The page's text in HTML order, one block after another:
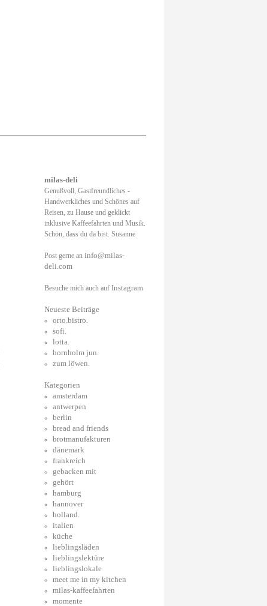
milas-deli
Genußvoll, Gastfreundliches -
Handwerkliches und Schönes auf
Reisen, zu Hause und geklickt
inklusive Kaffeefahrten und Musik.
Schön, dass du da bist. Susanne
Post gerne an info@milas-
deli.com
Besuche mich auch auf Instagram
Neueste Beiträge
orto.bistro.
sofi.
lotta.
bornholm jun.
zum löwen.
Kategorien
amsterdam
antwerpen
berlin
bread and friends
brotmanufakturen
dänemark
frankreich
gebacken mit
gehört
hamburg
hannover
holland.
italien
küche
lieblingsläden
lieblingslektüre
lieblingslokale
meet me in my kitchen
milas-kaffeefahrten
momente